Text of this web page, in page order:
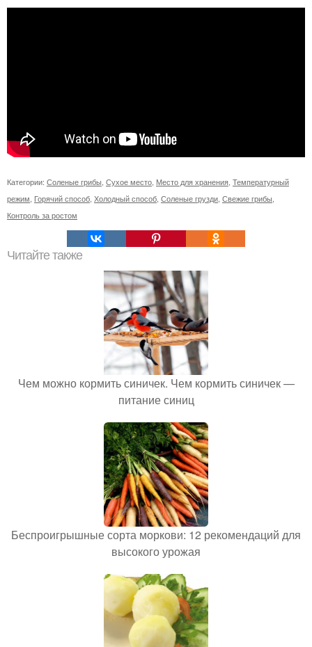
Категории: Соленые грибы Сухое место Место для хранения Температурный
режим Горячий способ Холодный способ Соленые грузди Свежие грибы
Контроль за ростом
Читайте также
Чем можно кормить синичек. Чем кормить синичек —
питание синиц
Беспроигрышные сорта моркови: 12 рекомендаций для
высокого урожая